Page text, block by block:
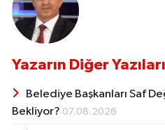
Yazarın Diğer Yazıları
Belediye Başkanları Saf
Bekliyor? 07.08.2026